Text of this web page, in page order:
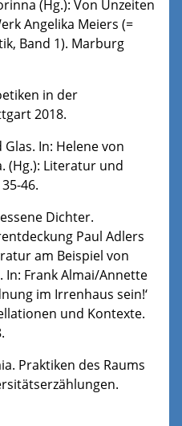
(Hg.): Von Unzeiten
Angelika Meiers (=
Band 1). Marburg
in der
2018.
Glas. In: Helene von
(Hg.): Literatur und
46.
Dichter.
Paul Adlers
am Beispiel von
In: Frank Almai/Annette
im Irrenhaus sein!‘
und Kontexte.
Praktiken des Raums